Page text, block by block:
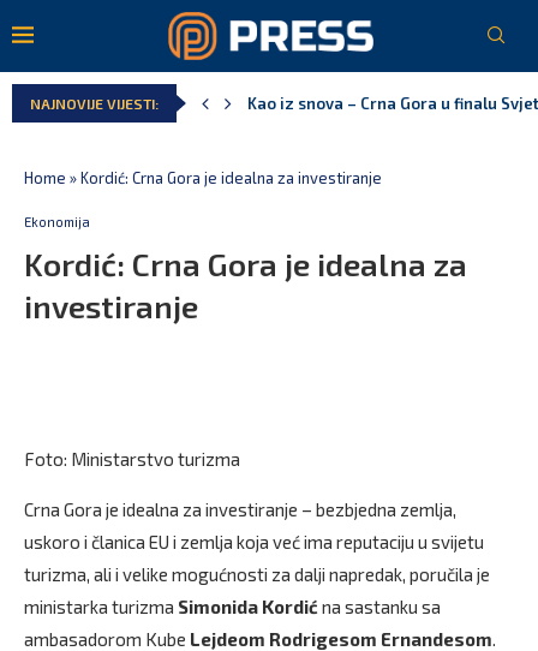
NAJNOVIJE VIJESTI: Kao iz snova – Crna Gora u finalu
Home »Kordić: Crna Gora je idealna za investiranje
Ekonomija
Kordić: Crna Gora je idealna za
investiranje
Foto: Ministarstvo turizma
Crna Gora je idealna za investiranje – bezbjedna zemlja,
uskoro i članica EU i zemlja koja već ima reputaciju u svijetu
turizma, ali i velike mogućnosti za dalji napredak, poručila je
ministarka turizma Simonida Kordić na sastanku sa
ambasadorom Kube Lejdeom Rodrigesom Ernandesom.